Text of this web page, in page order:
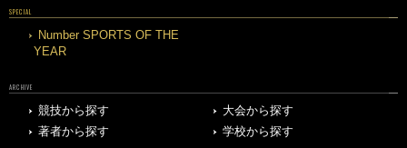
SPECIAL
Number SPORTS OF THE
YEAR
ARCHIVE
競技から探す
大会から探す
著者から探す
学校から探す